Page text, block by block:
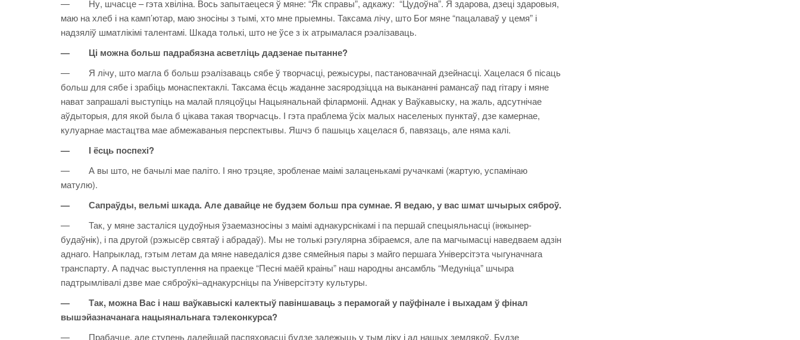
— Ну, шчасце – гэта хвіліна. Вось запытаецеся ў мяне: “Як справы”, адкажу: “Цудоўна”. Я здарова, дзеці здаровыя,
маю на хлеб і на камп’ютар, маю зносіны з тымі, хто мне прыемны. Таксама лічу, што Бог мяне “пацалаваў у цемя” і
надзяліў шматлікімі талентамі. Шкада толькі, што не ўсе з іх атрымалася рэалізаваць.
— Ці можна больш падрабязна асветліць дадзенае пытанне?
— Я лічу, што магла б больш рэалізаваць сябе ў творчасці, режысуры, пастановачнай дзейнасці. Хацелася б пісаць
больш для сябе і зрабіць монаспектаклі. Таксама ёсць жаданне засяродзіцца на выкананні рамансаў пад гітару і мяне
нават запрашалі выступіць на малай пляцоўцы Нацыянальнай філармоніі. Аднак у Ваўкавыску, на жаль, адсутнічае
аўдыторыя, для якой была б цікава такая творчасць. І гэта праблема ўсіх малых населеных пунктаў, дзе камернае,
кулуарнае мастацтва мае абмежаваныя перспектывы. Яшчэ б пашыць хацелася б, павязаць, але няма калі.
— І ёсць поспехі?
— А вы што, не бачылі мае паліто. І яно трэцяе, зробленае маімі залаценькамі ручачкамі (жартую, успамінаю
матулю).
— Сапраўды, вельмі шкада. Але давайце не будзем больш пра сумнае. Я ведаю, у вас шмат шчырых сяброў.
— Так, у мяне засталіся цудоўныя ўзаемазносіны з маімі аднакурснікамі і па першай спецыяльнасці (інжынер-
будаўнік), і па другой (рэжысёр святаў і абрадаў). Мы не толькі рэгулярна збіраемся, але па магчымасці наведваем адзін
аднаго. Напрыклад, гэтым летам да мяне наведаліся дзве сямейныя пары з майго першага Універсітэта чыгуначнага
транспарту. А падчас выступлення на праекце “Песні маёй краіны” наш народны ансамбль “Медуніца” шчыра
падтрымлівалі дзве мае сяброўкі–аднакурсніцы па Універсітэту культуры.
— Так, можна Вас і наш ваўкавыскі калектыў павіншаваць з перамогай у паўфінале і выхадам ў фінал
вышэйазначанага нацыянальнага тэлеконкурса?
— Прабачце, але ступень далейшай паспяховасці будзе залежыць у тым ліку і ад нашых землякоў. Будзе